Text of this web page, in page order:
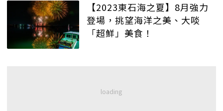
【2023東石海之夏】8月強力
登場，挑望海洋之美、大啖
「超鮮」美食！